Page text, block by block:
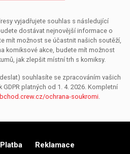
vyjadřujete souhlas s následující
dostávat nejnovější informace o
mít možnost se účastnit našich soutěží,
komiksové akce, budete mít možnost
jak zlepšit místní trh s komiksy.
souhlasíte se zpracováním vašich
platných od 1. 4. 2026. Kompletní
ochrana-soukromi.
Platba
Reklamace